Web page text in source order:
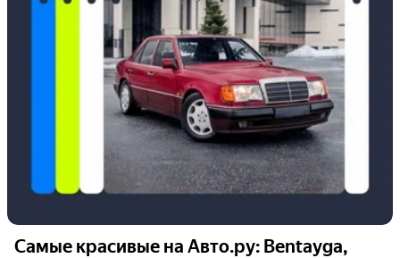
Самые красивые на Авто.ру: Bentayga,